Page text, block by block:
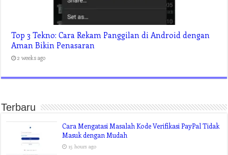
Top 3 Tekno: Cara Rekam Panggilan di Android dengan
Aman Bikin Penasaran
2 weeks ago
Terbaru
Cara Mengatasi Masalah Kode Verifikasi PayPal Tidak
Masuk dengan Mudah
15 hours ago